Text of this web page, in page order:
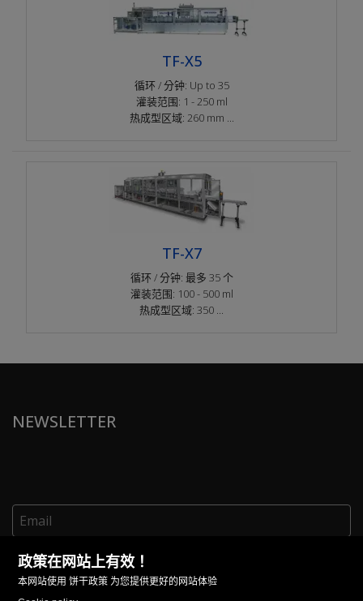
TF-X5
循环 / 分钟: Up to 35
灌装范围: 1 - 250 ml
热成型区域: 260 mm ...
TF-X7
循环 / 分钟: 最多 35 个
灌装范围: 100 - 500 ml
热成型区域: 350 ...
NEWSLETTER
本人同意在本完整隐私政策规定的范围内，为发送与产品和/或服
务有关的商业资料而处理本人的数据。